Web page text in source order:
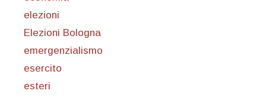
elezioni
Elezioni Bologna
emergenzialismo
esercito
esteri